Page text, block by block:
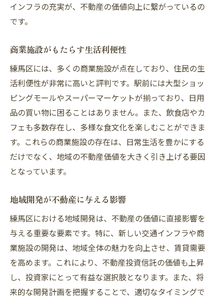
インフラの充実が、不動産の価値向上に繋がっているの
です。
商業施設がもたらす生活利便性
練馬区には、多くの商業施設が点在しており、住民の生
活利便性が非常に高いと評判です。駅前には大型ショッ
ピングモールやスーパーマーケットが揃っており、日用
品の買い物に困ることはありません。また、飲食店やカ
フェも多数存在し、多様な食文化を楽しむことができま
す。これらの商業施設の存在は、日常生活を豊かにする
だけでなく、地域の不動産価値を大きく引き上げる要因
となっています。
地域開発が不動産に与える影響
練馬区における地域開発は、不動産の価値に直接影響を
与える重要な要素です。特に、新しい交通インフラや商
業施設の開発は、地域全体の魅力を向上させ、賃貸需要
を高めます。これにより、不動産投資信託の価値も上昇
し、投資家にとって有益な選択肢となります。また、将
来的な開発計画を把握することで、適切なタイミングで